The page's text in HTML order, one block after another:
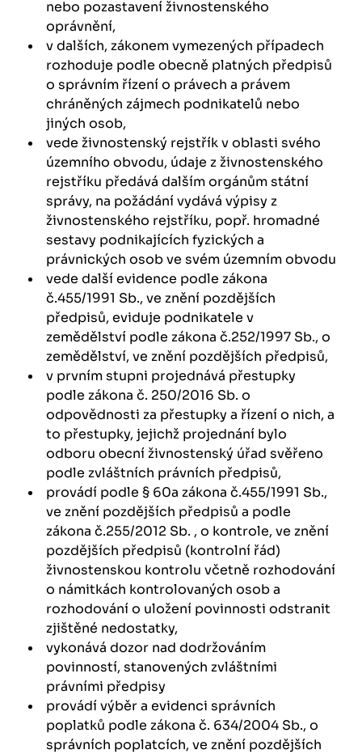
nebo pozastavení živnostenského
oprávnění,
v dalších, zákonem vymezených případech
rozhoduje podle obecně platných předpisů
o správním řízení o právech a právem
chráněných zájmech podnikatelů nebo
jiných osob,
vede živnostenský rejstřík v oblasti svého
územního obvodu, údaje z živnostenského
rejstříku předává dalším orgánům státní
správy, na požádání vydává výpisy z
živnostenského rejstříku, popř. hromadné
sestavy podnikajících fyzických a
právnických osob ve svém územním obvodu
vede další evidence podle zákona
č.455/1991 Sb., ve znění pozdějších
předpisů, eviduje podnikatele v
zemědělství podle zákona č.252/1997 Sb., o
zemědělství, ve znění pozdějších předpisů,
v prvním stupni projednává přestupky
podle zákona č. 250/2016 Sb. o
odpovědnosti za přestupky a řízení o nich, a
to přestupky, jejichž projednání bylo
odboru obecní živnostenský úřad svěřeno
podle zvláštních právních předpisů,
provádí podle § 60a zákona č.455/1991 Sb.,
ve znění pozdějších předpisů a podle
zákona č.255/2012 Sb. , o kontrole, ve znění
pozdějších předpisů (kontrolní řád)
živnostenskou kontrolu včetně rozhodování
o námitkách kontrolovaných osob a
rozhodování o uložení povinnosti odstranit
zjištěné nedostatky,
vykonává dozor nad dodržováním
povinností, stanovených zvláštními
právními předpisy
provádí výběr a evidenci správních
poplatků podle zákona č. 634/2004 Sb., o
správních poplatcích, ve znění pozdějších